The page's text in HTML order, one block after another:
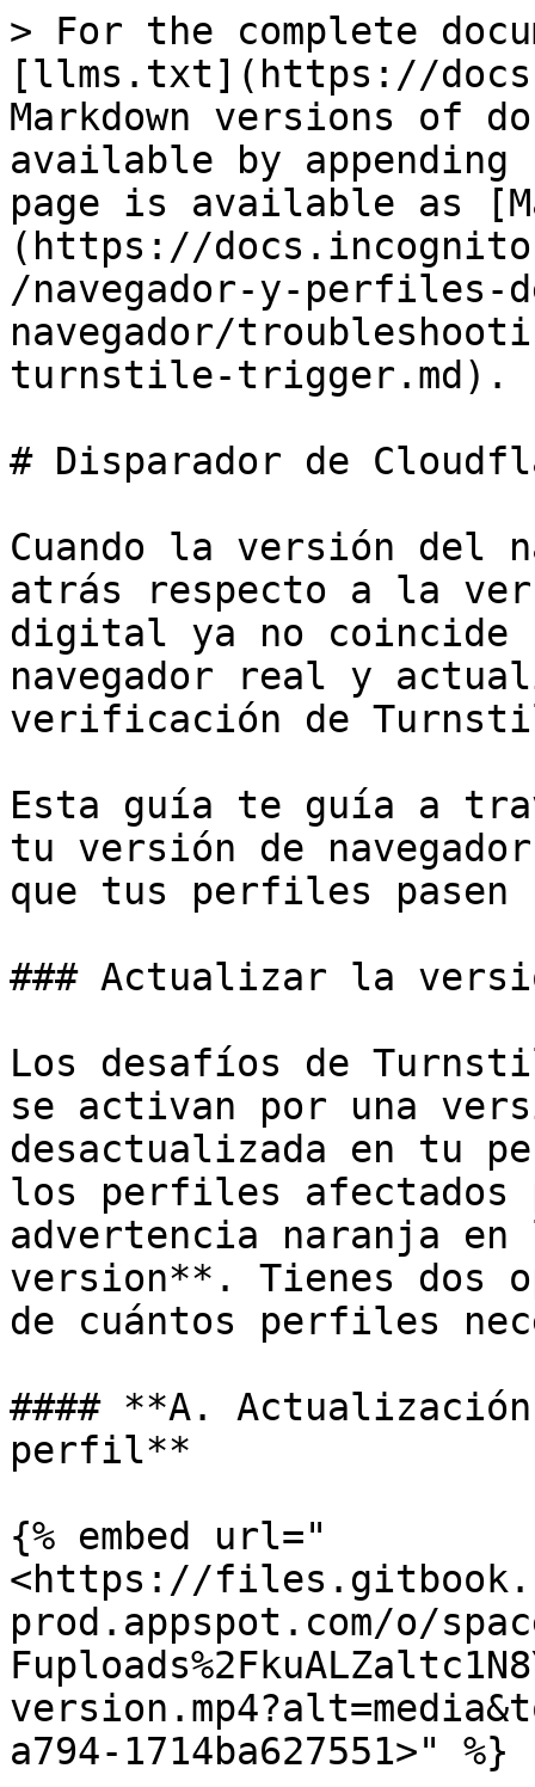
> For the complete
[llms.txt](https://
Markdown versions of
available by
page is available as
(https://
/navegador-y-perfiles-
navegador/
turnstile-trigger.md).
# Disparador de
Cuando la versión del
atrás respecto a la
digital ya no coincide
navegador real y
verificación de
Esta guía te guía a
tu versión de
que tus perfiles pasen
### Actualizar la
Los desafíos de
se activan por una
desactualizada en tu
los perfiles afectados
advertencia naranja en
version**. Tienes dos
de cuántos perfiles
#### **A.
perfil**
{% embed url="
<https://
prod.appspot.com/o/
a794-1714ba627551>" %}